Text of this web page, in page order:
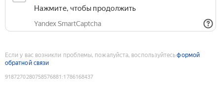
Нажмите, чтобы продолжить
Yandex SmartCaptcha
Если у вас возникли проблемы, пожалуйста, воспользуйтесьформой
обратной связи
9187270280758576881 :1786168437